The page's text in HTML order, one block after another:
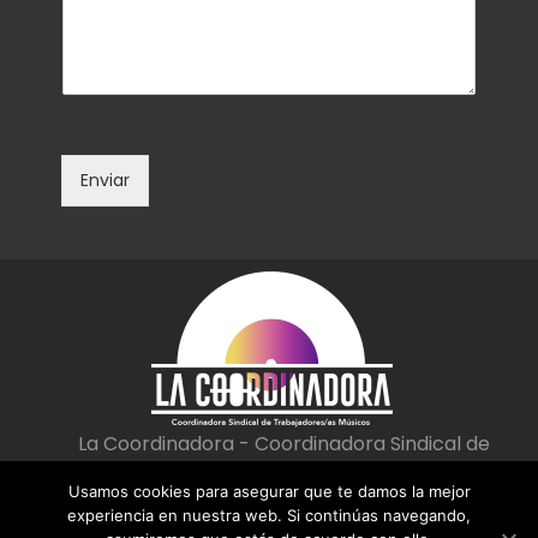
r
n
i
o
Enviar
La Coordinadora - Coordinadora Sindical de
Aviso Legal| Política de privacidad | Política de cookies
Usamos cookies para asegurar que te damos la mejor
experiencia en nuestra web. Si continúas navegando,